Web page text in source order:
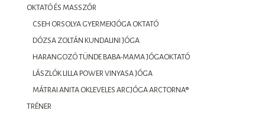
OKTATÓ ÉS MASSZŐR
CSEH ORSOLYA GYERMEKJÓGA OKTATÓ
DÓZSA ZOLTÁN KUNDALINI JÓGA
HARANGOZÓ TÜNDE BABA-MAMA JÓGAOKTATÓ
LÁSZLÓK LILLA POWER VINYASA JÓGA
MÁTRAI ANITA OKLEVELES ARCJÓGA ARCTORNA®
TRÉNER